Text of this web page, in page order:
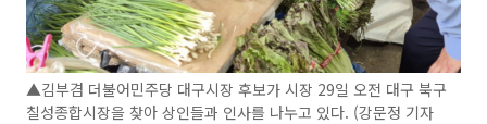
▲김부겸 더불어민주당 대구시장 후보가 시장 29일 오전 대구 북구
칠성종합시장을 찾아 상인들과 인사를 나누고 있다. (강문정 기자